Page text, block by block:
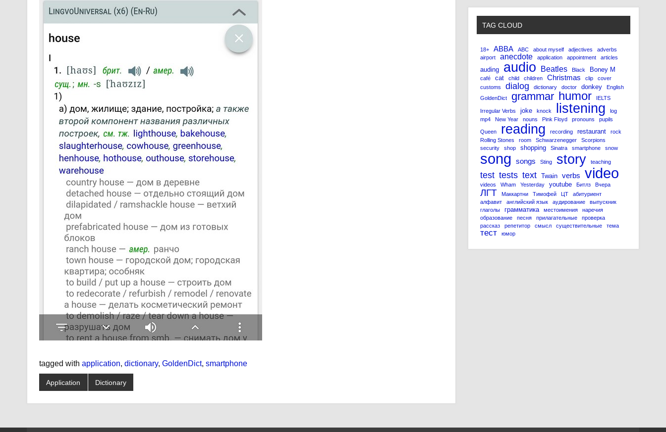
tagged with application, dictionary, GoldenDict, smartphone
Application Dictionary
TAG CLOUD
18+ ABBA ABC about myself adjectives
adverbs
airport
anecdote application appointment articles
auding audio Beatles Black Boney M
café cat child children Christmas clip
cover
customs
dialog dictionary doctor donkey
English
GoldenDict
grammar humor IELTS
Irregular Verbs joke knock listening
log
mp4
New Year nouns Pink Floyd pronouns pupils
Queen reading recording restaurant
rock
Rolling Stones
room Schwarzenegger
Scorpions
security
shop shopping Sinatra smartphone snow
song songs Sting story teaching
test tests text Twain verbs video
videos Wham Yesterday youtube Битлз Вчера
ЛГТ Маккартни Тимофей ЦТ
абитуриент
алфавит
английский язык аудирование
выпускник
глаголы
грамматика местоимения
наречия
образование
песня прилагательные
проверка
рассказ
репетитор смысл существительные тема
тест юмор